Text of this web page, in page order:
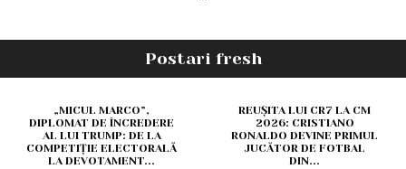
Postari fresh
„MICUL MARCO”,
DIPLOMAT DE ÎNCREDERE
AL LUI TRUMP: DE LA
COMPETIȚIE ELECTORALĂ
LA DEVOTAMENT...
REUȘITA LUI CR7 LA CM
2026: CRISTIANO
RONALDO DEVINE PRIMUL
JUCĂTOR DE FOTBAL
DIN...